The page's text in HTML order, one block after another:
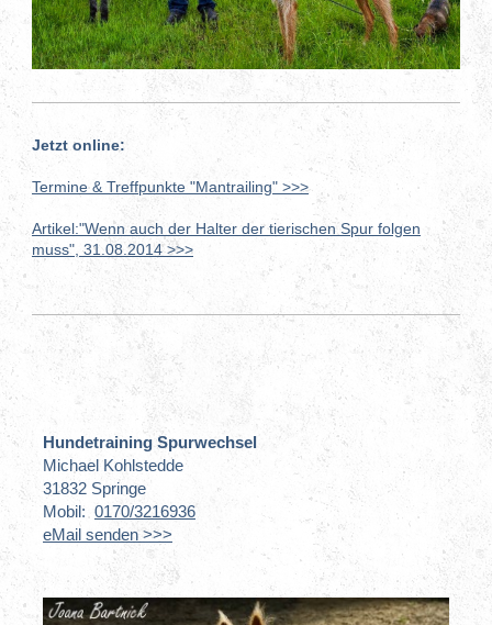
Jetzt online:
Termine & Treffpunkte "Mantrailing" >>>
Artikel:"Wenn auch der Halter der tierischen Spur folgen
muss", 31.08.2014 >>>
Hundetraining Spurwechsel
Michael Kohlstedde
31832 Springe
Mobil: 0170/3216936
eMail senden >>>